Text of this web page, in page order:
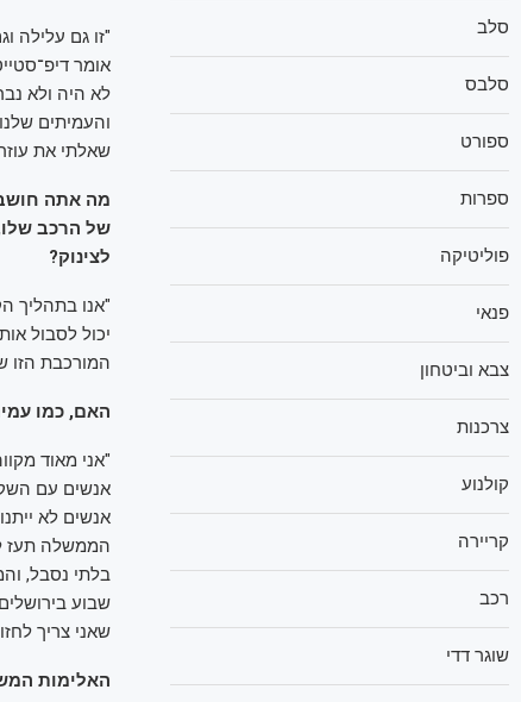
"זו גם עלילה
אומר
והעמיתים
שאלתי את
מה אתה
של הרכב
לצינוק?
"אנו בתהליך
יכול לסבול
המורכבת הזו
האם, כמו
"אני מאוד
אנשים עם
אנשים לא
הממשלה תעז
שבוע
שאני צריך
האלימות
סלב
סלבס
ספורט
ספרות
פוליטיקה
פנאי
צבא וביטחון
צרכנות
קולנוע
קריירה
רכב
שוגר דדי